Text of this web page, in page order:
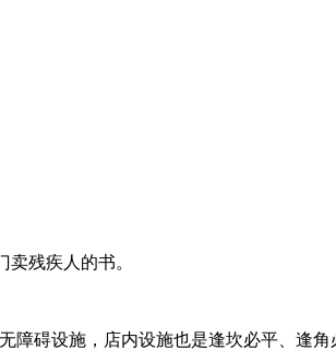
残疾人的书。
障碍设施，店内设施也是逢坎必平、逢角